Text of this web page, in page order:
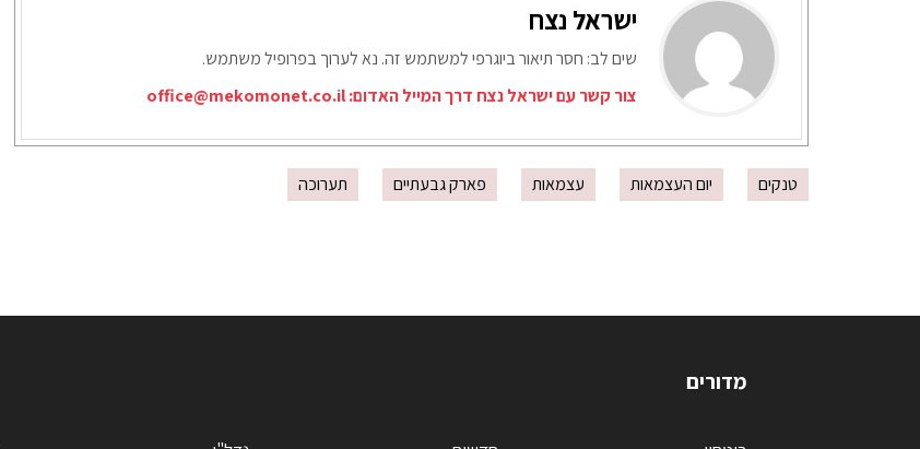
ישראל נצח
שים לב: חסר תיאור ביוגרפי למשתמש זה. נא לערוך בפרופיל משתמש.
צור קשר עם ישראל נצח דרך המייל האדום:office@mekomonet.co.il
טנקים יום העצמאות עצמאות פארק גבעתיים תערוכה
מדורים